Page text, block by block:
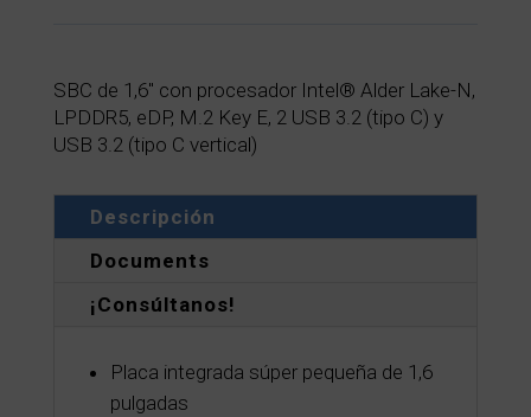
SBC de 1,6″ con procesador Intel® Alder Lake-N,
LPDDR5, eDP, M.2 Key E, 2 USB 3.2 (tipo C) y
USB 3.2 (tipo C vertical)
Descripción
Documents
¡Consúltanos!
Placa integrada súper pequeña de 1,6
pulgadas